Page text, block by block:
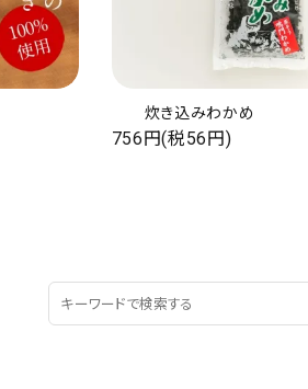
炊き込みわかめ
756円(税56円)